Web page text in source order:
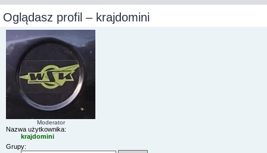
Oglądasz profil – krajdomini
Moderator
Nazwa użytkownika:
krajdomini
Grupy: